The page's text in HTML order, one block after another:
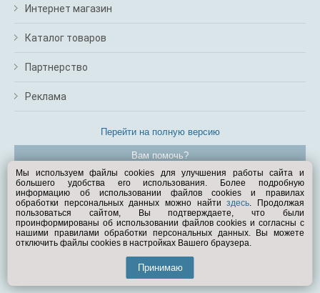
Интернет магазин
Каталог товаров
Партнерство
Реклама
Перейти на полную версию
Вам помочь?
© Exist.ru 1998—2026
Мы используем файлы cookies для улучшения работы сайта и
большего удобства его использования. Более подробную
информацию об использовании файлов cookies и правилах
обработки персональных данных можно найтиздесь. Продолжая
пользоваться сайтом, Вы подтверждаете, что были
проинформированы об использовании файлов cookies и согласны с
нашими правилами обработки персональных данных. Вы можете
отключить файлы cookies в настройках Вашего браузера.
Принимаю